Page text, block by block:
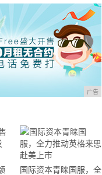
广告
国际资本青睐国服，全